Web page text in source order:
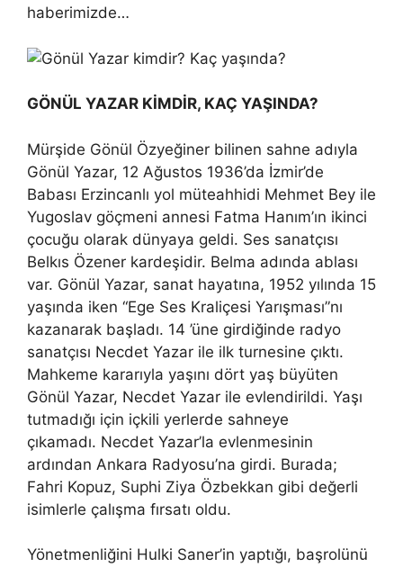
haberimizde…
GÖNÜL YAZAR KİMDİR, KAÇ YAŞINDA?
Mürşide Gönül Özyeğiner bilinen sahne adıyla
Gönül Yazar, 12 Ağustos 1936’da İzmir’de
Babası Erzincanlı yol müteahhidi Mehmet Bey ile
Yugoslav göçmeni annesi Fatma Hanım’ın ikinci
çocuğu olarak dünyaya geldi. Ses sanatçısı
Belkıs Özener kardeşidir. Belma adında ablası
var. Gönül Yazar, sanat hayatına, 1952 yılında 15
yaşında iken “Ege Ses Kraliçesi Yarışması”nı
kazanarak başladı. 14 ’üne girdiğinde radyo
sanatçısı Necdet Yazar ile ilk turnesine çıktı.
Mahkeme kararıyla yaşını dört yaş büyüten
Gönül Yazar, Necdet Yazar ile evlendirildi. Yaşı
tutmadığı için içkili yerlerde sahneye
çıkamadı. Necdet Yazar’la evlenmesinin
ardından Ankara Radyosu’na girdi. Burada;
Fahri Kopuz, Suphi Ziya Özbekkan gibi değerli
isimlerle çalışma fırsatı oldu.
Yönetmenliğini Hulki Saner’in yaptığı, başrolünü